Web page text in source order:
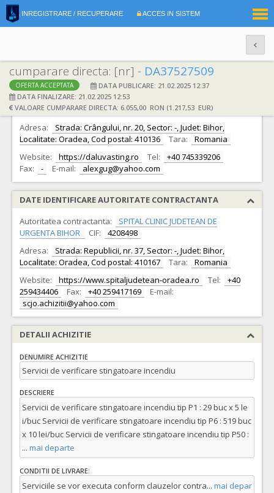
INREGISTRARE / RECUPERARE ACCES IN SISTEM
cumparare directa: [nr] - DA37527509
OFERTA ACCEPTATA
DATA PUBLICARE: 21.02.2025 12:37
DATA FINALIZARE: 21.02.2025 12:53
VALOARE CUMPARARE DIRECTA: 6.055,00 RON (1.217,53 EUR)
DATE IDENTIFICARE OFERTANT
Ofertant: S.C. DALUVA STING S.R.L. S.R.L. CIF: 44439513
Adresa:
Strada: Crângului, nr. 20, Sector: -, Judet: Bihor,
Localitate: Oradea, Cod postal: 410136
Tara:
Romania
Website:
https://daluvasting.ro Tel:
+40 745339206
Fax:
- E-mail: alexgug@yahoo.com
DATE IDENTIFICARE AUTORITATE CONTRACTANTA
Autoritatea contractanta:
SPITAL CLINIC JUDETEAN DE
URGENTA BIHOR
CIF:
4208498
Adresa:
Strada: Republicii, nr. 37, Sector: -, Judet: Bihor,
Localitate: Oradea, Cod postal: 410167
Tara:
Romania
Website:
https://www.spitaljudetean-oradea.ro Tel:
+40
259434406
Fax: +40 259417169
E-mail:
scjo.achizitii@yahoo.com
DETALII ACHIZITIE
DENUMIRE ACHIZITIE
Servicii de verificare stingatoare incendiu
DESCRIERE
Servicii de verificare stingatoare incendiu tip P1 : 29 buc x 5 le
i/buc Servicii de verificare stingatoare incendiu tip P6 : 519 buc
x 10 lei/buc Servicii de verificare stingatoare incendiu tip P50 :
... mai departe
CONDITII DE LIVRARE:
Serviciile se vor executa conform clauzelor contra... mai depar